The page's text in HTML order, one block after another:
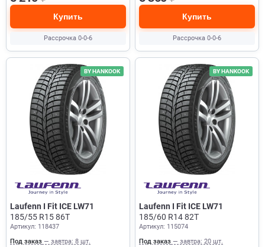
Купить
Рассрочка 0-0-6
Купить
Рассрочка 0-0-6
BY HANKOOK
Laufenn I Fit ICE LW71
185/55 R15 86T
Артикул: 118437
Под заказ — завтра: 8 шт.
BY HANKOOK
Laufenn I Fit ICE LW71
185/60 R14 82T
Артикул: 115074
Под заказ — завтра: 20 шт.